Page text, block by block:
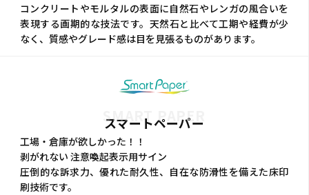
コンクリートやモルタルの表面に自然石やレンガの風合いを
表現する画期的な技法です。天然石と比べて工期や経費が少
なく、質感やグレード感は目を見張るものがあります。
SMART PAPER
スマートペーパー
工場・倉庫が欲しかった！！
剥がれない 注意喚起表示用サイン
圧倒的な訴求力、優れた耐久性、自在な防滑性を備えた床印
刷技術です。